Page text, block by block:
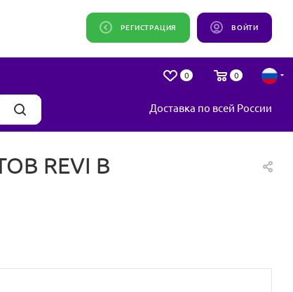
ВОЙТИ
РЕГИСТРАЦИЯ
0 0
Доставка по всей России
REVI В